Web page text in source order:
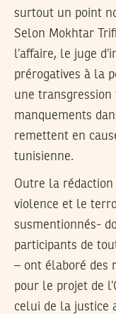
surtout un point
Selon Mokhtar
l’affaire, le juge
prérogatives à la
une
manquements
remettent en
tunisienne.
Outre la
violence et le
susmentionnés-
participants de
– ont élaboré des
pour le projet de
celui de la justice